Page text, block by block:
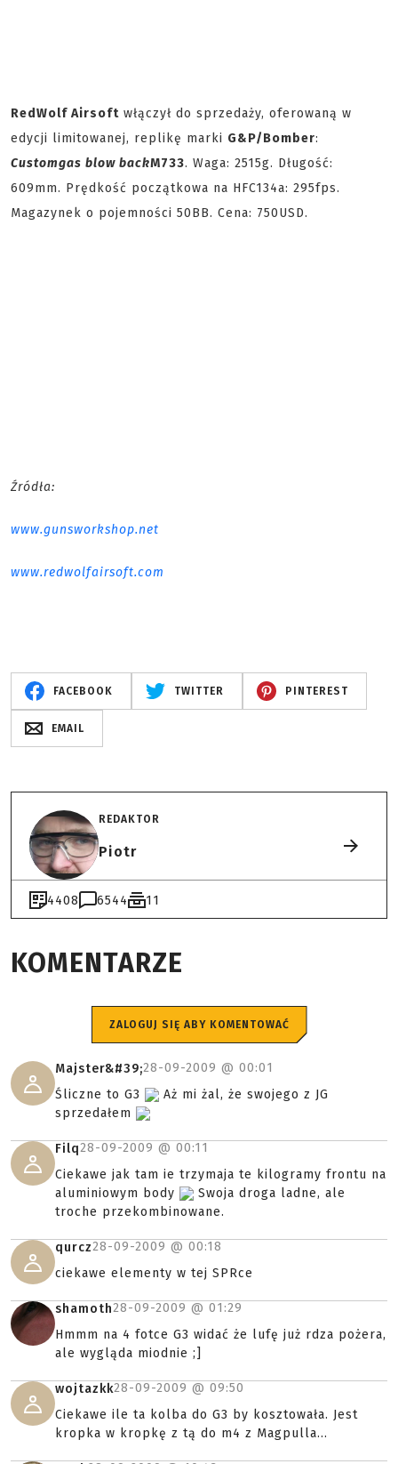
RedWolf Airsoft włączył do sprzedaży, oferowaną w
edycji limitowanej, replikę marki G&P/Bomber:
Customgas blow backM733. Waga: 2515g. Długość:
609mm. Prędkość początkowa na HFC134a: 295fps.
Magazynek o pojemności 50BB. Cena: 750USD.
Źródła:
www.gunsworkshop.net
www.redwolfairsoft.com
FACEBOOK TWITTER PINTEREST
EMAIL
REDAKTOR
Piotr
4408 6544 11
KOMENTARZE
ZALOGUJ SIĘ ABY KOMENTOWAĆ
Majster&#39;28-09-2009 @ 00:01
Śliczne to G3
Aż mi żal, że swojego z JG
sprzedałem
Filq28-09-2009 @ 00:11
Ciekawe jak tam ie trzymaja te kilogramy frontu na
aluminiowym body
Swoja droga ladne, ale
troche przekombinowane.
qurcz28-09-2009 @ 00:18
ciekawe elementy w tej SPRce
shamoth28-09-2009 @ 01:29
Hmmm na 4 fotce G3 widać że lufę już rdza pożera,
ale wygląda miodnie ;]
wojtazkk28-09-2009 @ 09:50
Ciekawe ile ta kolba do G3 by kosztowała. Jest
kropka w kropkę z tą do m4 z Magpulla...